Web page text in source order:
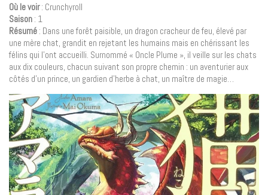
Où le voir: Crunchyroll
Saison : 1
Résumé : Dans une forêt paisible, un dragon cracheur de feu, élevé par
une mère chat, grandit en rejetant les humains mais en chérissant les
félins qui l’ont accueilli. Surnommé « Oncle Plume », il veille sur les chats
aux dix couleurs, chacun suivant son propre chemin : un aventurier aux
côtés d’un prince, un gardien d’herbe à chat, un maître de magie…